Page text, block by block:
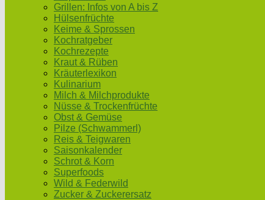
Grillen: Infos von A bis Z
Hülsenfrüchte
Keime & Sprossen
Kochratgeber
Kochrezepte
Kraut & Rüben
Kräuterlexikon
Kulinarium
Milch & Milchprodukte
Nüsse & Trockenfrüchte
Obst & Gemüse
Pilze (Schwammerl)
Reis & Teigwaren
Saisonkalender
Schrot & Korn
Superfoods
Wild & Federwild
Zucker & Zuckerersatz